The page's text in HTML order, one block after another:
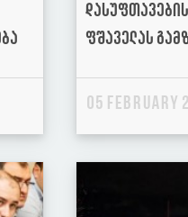
ფშაველას
05 February